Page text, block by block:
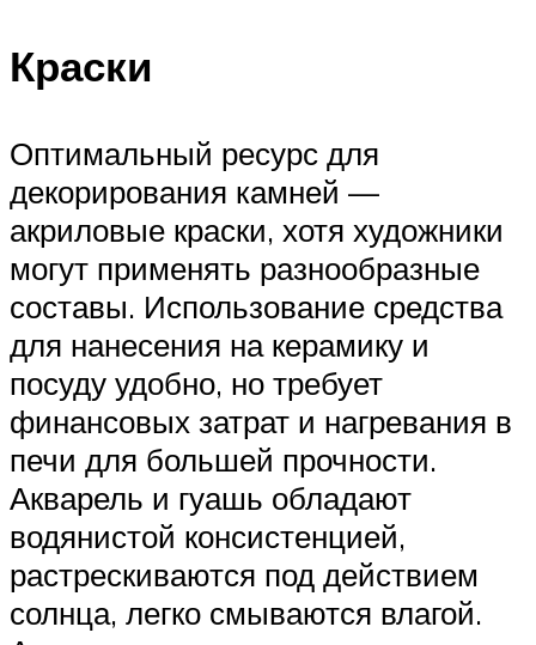
Краски
Оптимальный ресурс для
декорирования камней —
акриловые краски, хотя художники
могут применять разнообразные
составы. Использование средства
для нанесения на керамику и
посуду удобно, но требует
финансовых затрат и нагревания в
печи для большей прочности.
Акварель и гуашь обладают
водянистой консистенцией,
растрескиваются под действием
солнца, легко смываются влагой.